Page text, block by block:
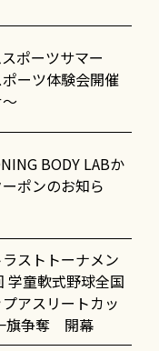
スポーツサマー
ーツ体験会開催
BODY LABか
ポンのお知ら
ストトーナメン
童軟式野球全国
アスリートカッ
旗争奪 開幕